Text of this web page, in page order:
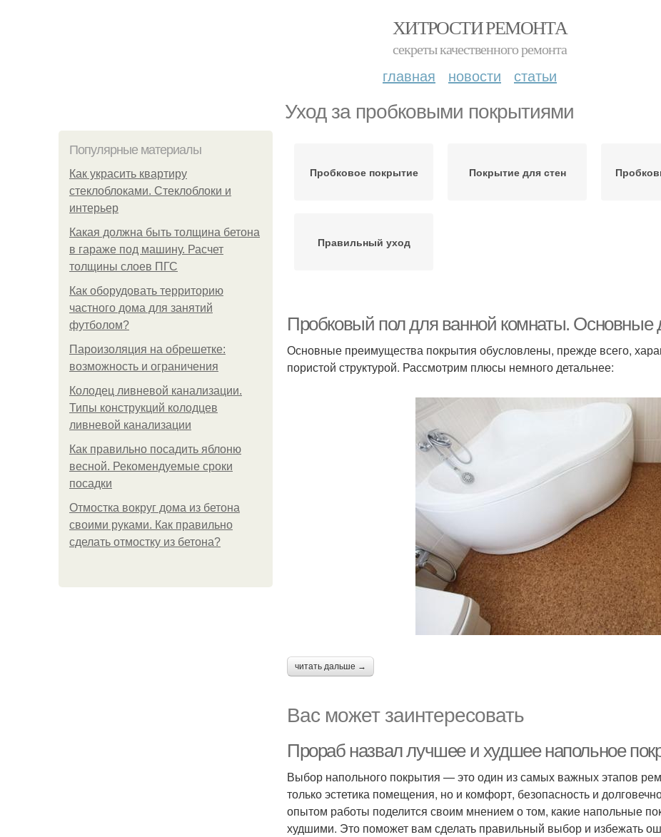
ХИТРОСТИ РЕМОНТА
секреты качественного ремонта
главная новости статьи
Уход за пробковыми покрытиями
Популярные материалы
Как украсить квартиру
стеклоблоками. Стеклоблоки и
интерьер
Какая должна быть толщина бетона
в гараже под машину. Расчет
толщины слоев ПГС
Как оборудовать территорию
частного дома для занятий
футболом?
Пароизоляция на обрешетке:
возможность и ограничения
Колодец ливневой канализации.
Типы конструкций колодцев
ливневой канализации
Как правильно посадить яблоню
весной. Рекомендуемые сроки
посадки
Отмостка вокруг дома из бетона
своими руками. Как правильно
сделать отмостку из бетона?
Пробковое покрытие Покрытие для стен
Правильный уход
Пробковый пол для ванной комнаты. Основные
Основные преимущества покрытия обусловлены, прежде всего,
пористой структурой. Рассмотрим плюсы немного детальнее:
читать дальше →
Вас может заинтересовать
Прораб назвал лучшее и худшее напольное
Выбор напольного покрытия — это один из самых важных этапов
только эстетика помещения, но и комфорт, безопасность и
опытом работы поделится своим мнением о том, какие напольные
худшими. Это поможет вам сделать правильный выбор и избежать